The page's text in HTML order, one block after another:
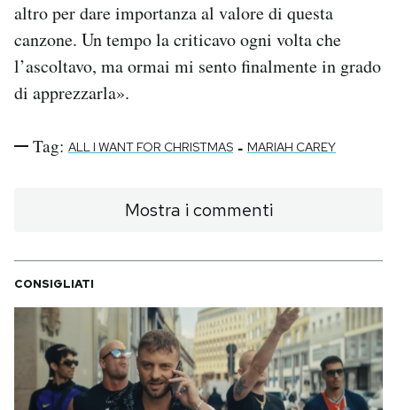
altro per dare importanza al valore di questa
canzone. Un tempo la criticavo ogni volta che
l’ascoltavo, ma ormai mi sento finalmente in grado
di apprezzarla».
Tag: ALL I WANT FOR CHRISTMAS - MARIAH CAREY
Mostra i commenti
CONSIGLIATI